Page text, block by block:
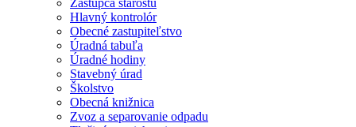
Zástupca starostu
Hlavný kontrolór
Obecné zastupiteľstvo
Úradná tabuľa
Úradné hodiny
Stavebný úrad
Školstvo
Obecná knižnica
Zvoz a separovanie odpadu